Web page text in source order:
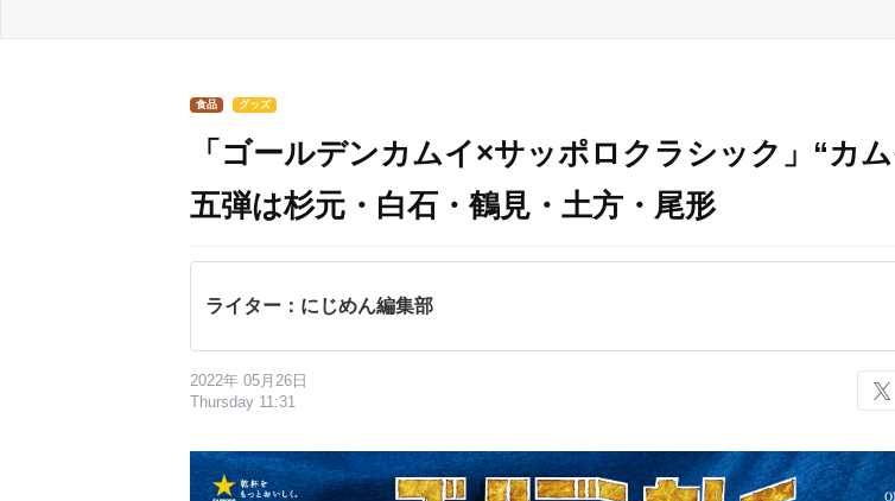
食品 グッズ
「ゴールデンカムイ×サッポロクラシック」“カ
五弾は杉元・白石・鶴見・土方・尾形
ライター：にじめん編集部
2022年 05月26日
Thursday 11:31